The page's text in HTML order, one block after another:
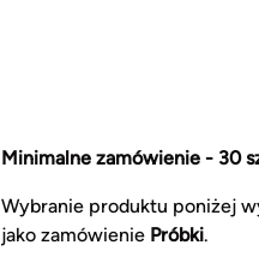
Minimalne zamówienie - 30
Wybranie produktu poniżej
jako zamówienie Próbki.